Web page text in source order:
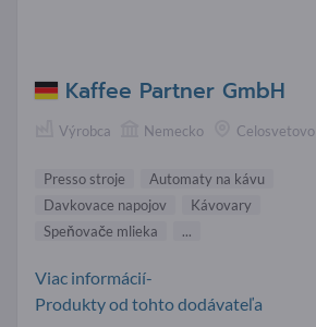
Kaffee Partner GmbH
Výrobca Nemecko Celosvetovo
Presso stroje
Automaty na kávu
Davkovace napojov
Kávovary
Speňovače mlieka
...
Viac informácií-
Produkty od tohto dodávateľa